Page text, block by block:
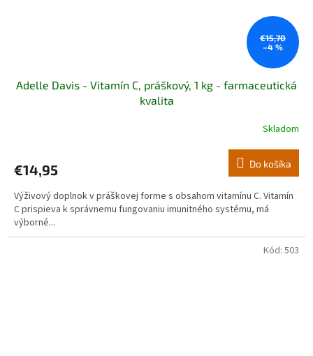
€15,70
–4 %
Adelle Davis - Vitamín C, práškový, 1 kg - farmaceutická
kvalita
je
z
5
hviezdičiek.
Skladom
€14,95 Do košíka
Výživový doplnok v práškovej forme s obsahom vitamínu C. Vitamín
C prispieva k správnemu fungovaniu imunitného systému, má
výborné...
Kód: 503